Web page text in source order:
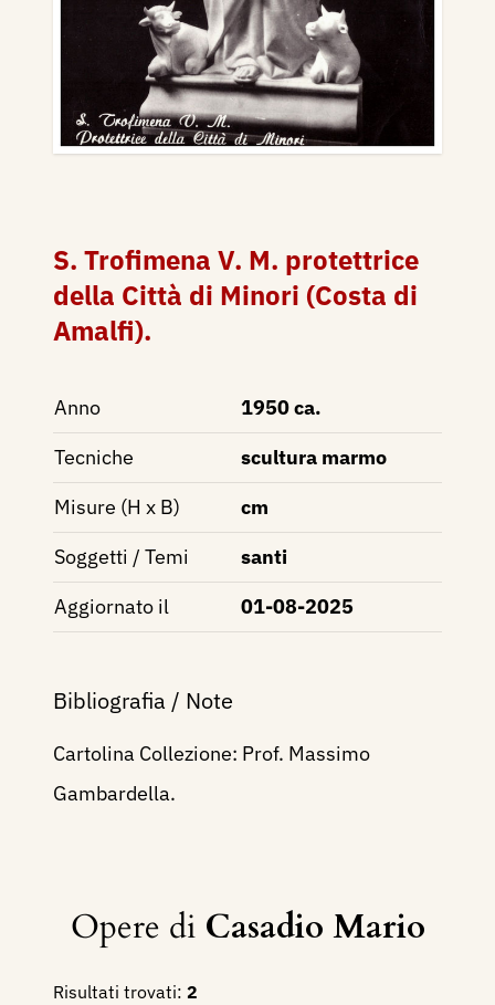
S. Trofimena V. M. protettrice
della Città di Minori (Costa di
Amalfi).
Anno
1950 ca.
Tecniche
scultura marmo
Misure (H x B)
cm
Soggetti / Temi
santi
Aggiornato il
01-08-2025
Bibliografia / Note
Cartolina Collezione: Prof. Massimo
Gambardella.
Opere di Casadio Mario
Risultati trovati: 2